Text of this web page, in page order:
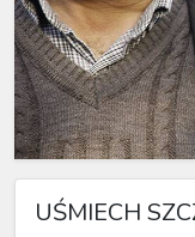
UŚMIECH